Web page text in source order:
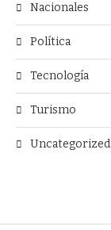
Nacionales
Política
Tecnología
Turismo
Uncategorized